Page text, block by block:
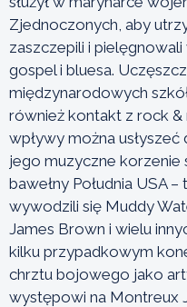
Zjednoczonych, aby
zaszczepili i pielęgnowali
gospel i bluesa.
międzynarodowych
również kontakt z rock
wpływy można
jego muzyczne korzenie
bawełny Południa USA
wywodzili się Muddy
James Brown i wielu
kilku przypadkowym
chrztu bojowego jako
występowi na Montreux